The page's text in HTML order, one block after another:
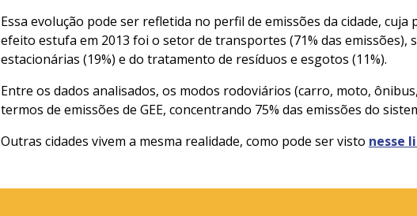
Essa evolução pode ser refletida no perfil de emissões da cidade,
efeito estufa em 2013 foi o setor de transportes (71% das emissões),
estacionárias (19%) e do tratamento de resíduos e esgotos (11%).
Entre os dados analisados, os modos rodoviários (carro, moto,
termos de emissões de GEE, concentrando 75% das emissões do
Outras cidades vivem a mesma realidade, como pode ser visto nesse